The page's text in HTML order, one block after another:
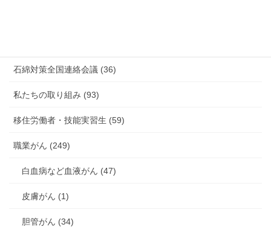
石綿対策全国連絡会議 (36)
私たちの取り組み (93)
移住労働者・技能実習生 (59)
職業がん (249)
白血病など血液がん (47)
皮膚がん (1)
胆管がん (34)